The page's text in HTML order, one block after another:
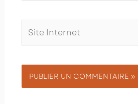
Internet